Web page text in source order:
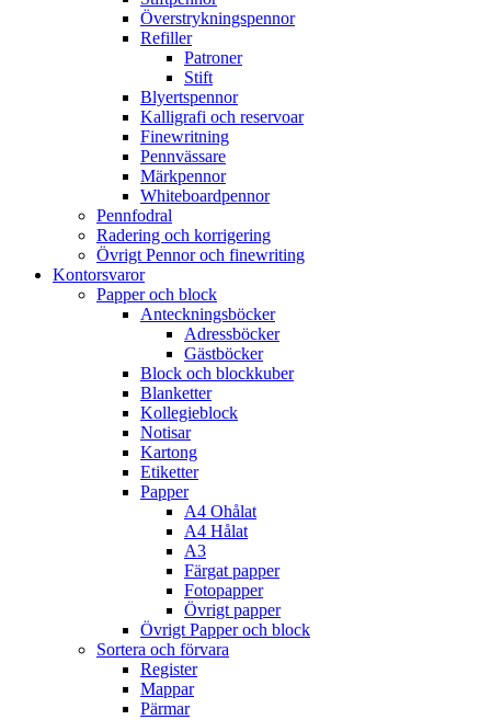
Överstrykningspennor
Refiller
Patroner
Stift
Blyertspennor
Kalligrafi och reservoar
Finewritning
Pennvässare
Märkpennor
Whiteboardpennor
Pennfodral
Radering och korrigering
Övrigt Pennor och finewriting
Kontorsvaror
Papper och block
Anteckningsböcker
Adressböcker
Gästböcker
Block och blockkuber
Blanketter
Kollegieblock
Notisar
Kartong
Etiketter
Papper
A4 Ohålat
A4 Hålat
A3
Färgat papper
Fotopapper
Övrigt papper
Övrigt Papper och block
Sortera och förvara
Register
Mappar
Pärmar